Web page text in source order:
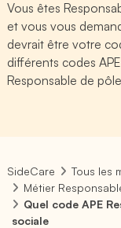
Vous êtes
et vous vous
devrait être votre
différents codes
Responsable de
SideCare
Tous les
Métier
Quel code APE
sociale